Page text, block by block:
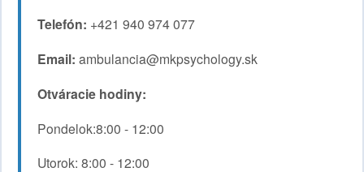
Telefón: +421 940 974 077
Email: ambulancia@mkpsychology.sk
Otváracie hodiny:
Pondelok:8:00 - 12:00
Utorok: 8:00 - 12:00